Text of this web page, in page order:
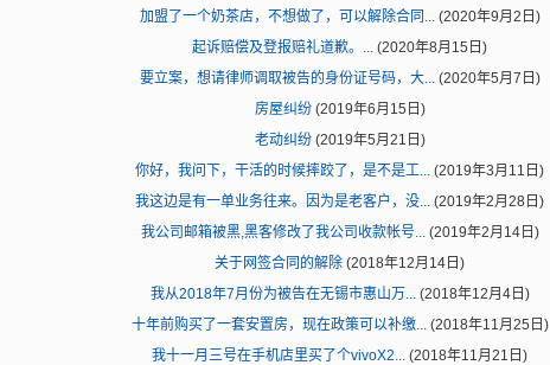
加盟了一个奶茶店，不想做了，可以解除合同...(2020年9月2日)
起诉赔偿及登报赔礼道歉。... (2020年8月15日)
要立案，想请律师调取被告的身份证号码，大...(2020年5月7日)
房屋纠纷(2019年6月15日)
老动纠纷(2019年5月21日)
你好，我问下，干活的时候摔跤了，是不是工... (2019年3月11日)
我这边是有一单业务往来。因为是老客户，没... (2019年2月28日)
我公司邮箱被黑,黑客修改了我公司收款帐号...(2019年2月14日)
关于网签合同的解除 (2018年12月14日)
我从2018年7月份为被告在无锡市惠山万...(2018年12月4日)
十年前购买了一套安置房，现在政策可以补缴...(2018年11月25日)
我十一月三号在手机店里买了个vivoX2... (2018年11月21日)